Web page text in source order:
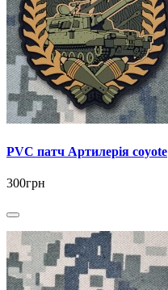
PVC патч Артилерія coyote
300грн